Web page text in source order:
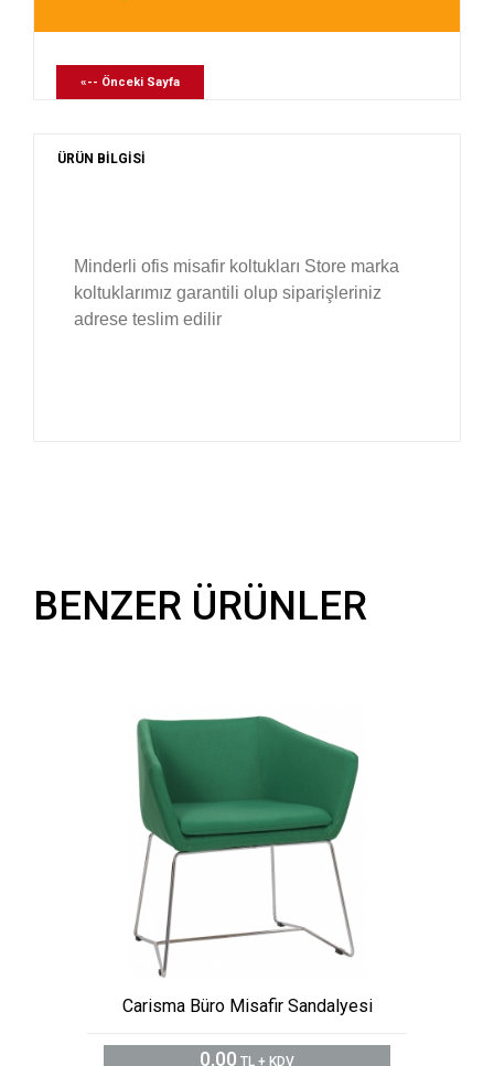
«-- Önceki Sayfa
ÜRÜN BİLGİSİ
Minderli ofis misafir koltukları Store marka
koltuklarımız garantili olup siparişleriniz
adrese teslim edilir
BENZER ÜRÜNLER
Carisma Büro Misafir Sandalyesi
0,00 TL + KDV